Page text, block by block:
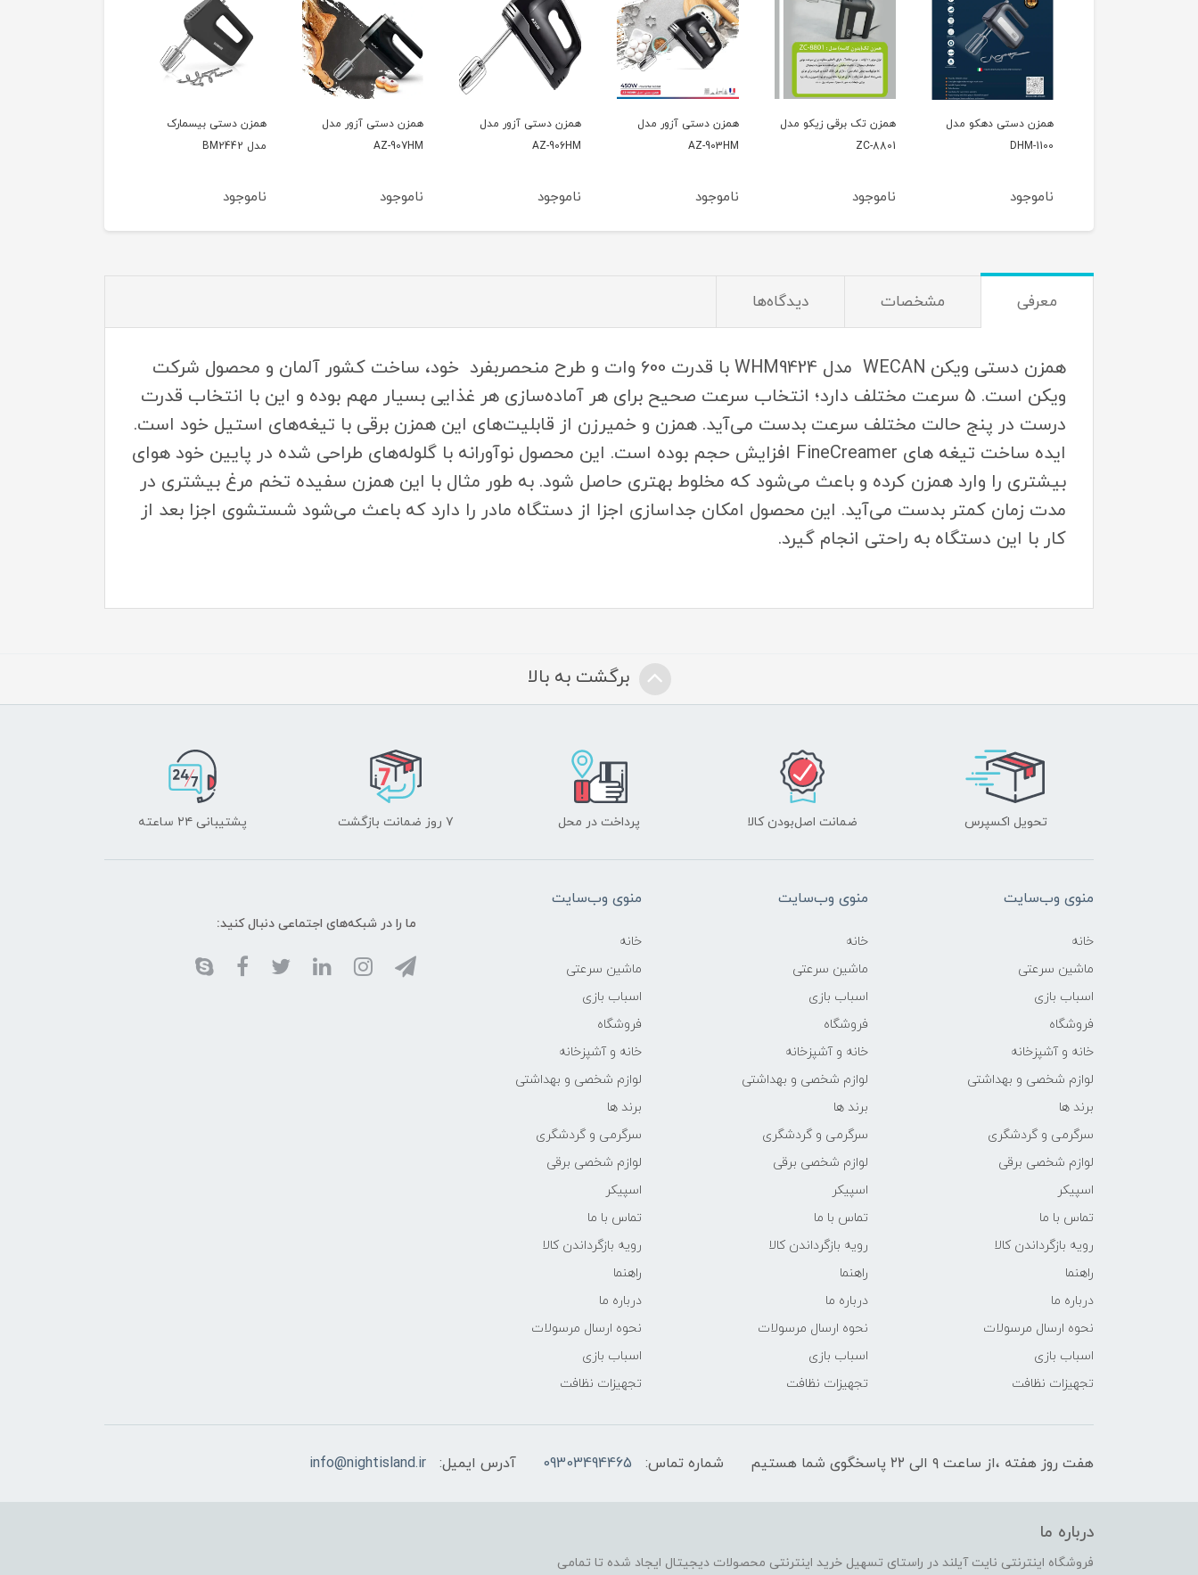
همزن دستی دهکو مدل
DHM-1100
ناموجود
همزن تک برقی زیکو مدل
ZC-8801
ناموجود
همزن دستی آزور مدل
AZ-903HM
ناموجود
همزن دستی آزور مدل
AZ-906HM
ناموجود
همزن دستی آزور مدل
AZ-907HM
ناموجود
همزن دستی بیسمارک
مدل BM2442
ناموجود
معرفی مشخصات دیدگاه‌ها
همزن دستی ویکن WECAN مدل WHM9424 با قدرت 600 وات و طرح منحصربفرد خود، ساخت کشور آلمان و محصول شرکت
ویکن است. 5 سرعت مختلف دارد؛ انتخاب سرعت صحیح برای هر آماده‌سازی هر غذایی بسیار مهم بوده و این با انتخاب قدرت
درست در پنج حالت مختلف سرعت بدست ‌می‌آید. همزن و خمیرزن از قابلیت‌های این همزن برقی با تیغه‌های استیل خود است.
ایده ساخت تیغه های FineCreamer افزایش حجم بوده است. این محصول نوآورانه با گلوله‌های طراحی شده در پایین خود هوای
بیشتری را وارد همزن کرده و باعث می‌شود که مخلوط بهتری حاصل شود. به طور مثال با این همزن سفیده تخم مرغ بیشتری در
مدت زمان کمتر بدست می‌آید. این محصول امکان جداسازی اجزا از دستگاه مادر را دارد که باعث می‌شود شستشوی اجزا بعد از
کار با این دستگاه به راحتی انجام گیرد.
برگشت به بالا
تحویل اکسپرس ضمانت اصل‌بودن کالا پرداخت در محل ۷ روز ضمانت بازگشت پشتیبانی ۲۴ ساعته
منوی وب‌سایت
خانه
ماشین سرعتی
اسباب بازی
فروشگاه
خانه و آشپزخانه
لوازم شخصی و بهداشتی
برند ها
سرگرمی و گردشگری
لوازم شخصی برقی
اسپیکر
تماس با ما
رویه بازگرداندن کالا
راهنما
درباره ما
نحوه ارسال مرسولات
اسباب بازی
تجهیزات نظافت
منوی وب‌سایت
خانه
ماشین سرعتی
اسباب بازی
فروشگاه
خانه و آشپزخانه
لوازم شخصی و بهداشتی
برند ها
سرگرمی و گردشگری
لوازم شخصی برقی
اسپیکر
تماس با ما
رویه بازگرداندن کالا
راهنما
درباره ما
نحوه ارسال مرسولات
اسباب بازی
تجهیزات نظافت
منوی وب‌سایت
خانه
ماشین سرعتی
اسباب بازی
فروشگاه
خانه و آشپزخانه
لوازم شخصی و بهداشتی
برند ها
سرگرمی و گردشگری
لوازم شخصی برقی
اسپیکر
تماس با ما
رویه بازگرداندن کالا
راهنما
درباره ما
نحوه ارسال مرسولات
اسباب بازی
تجهیزات نظافت
ما را در شبکه‌های اجتماعی دنبال کنید:
هفت روز هفته ،از ساعت ۹ الی ۲۲ پاسخگوی شما هستیم شماره تماس: 09303494465 آدرس ایمیل: info@nightisland.ir
درباره ما
فروشگاه اینترنتی نایت آیلند در راستای تسهیل خرید اینترنتی محصولات دیجیتال ایجاد شده تا تمامی